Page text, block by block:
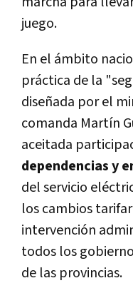
juego.
En el ámbito
práctica de la
diseñada por el
comanda Martín
aceitada
dependencias y
del servicio
los cambios
intervención
todos los
de las provincias.